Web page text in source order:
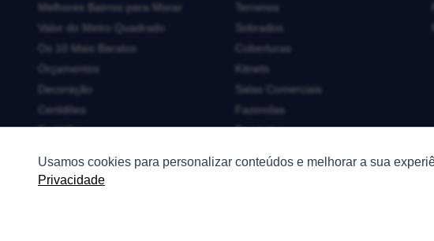
Usamos cookies para personalizar conteúdos e melhorar a sua
Privacidade
Melhores Bairros para Morar
Valor do Metro Quadrado
Os 10 Mais Baratos
Orçamentos
Decoração
Certidões
Certidão
Cartório de Registro de Imóveis
Terrenos
Sobrados
Coberturas
Kitnets
Salas Comerciais
Fazendas
Depósitos